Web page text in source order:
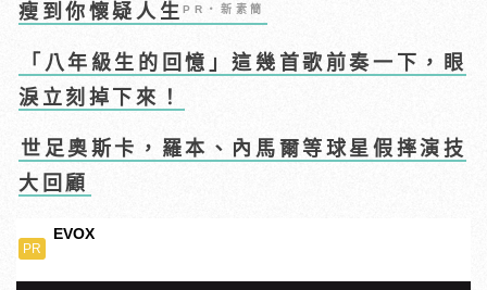
瘦到你懷疑人生PR・新素簡
「八年級生的回憶」這幾首歌前奏一下，眼
淚立刻掉下來！
世足奧斯卡，羅本、內馬爾等球星假摔演技
大回顧
PR
EVOX